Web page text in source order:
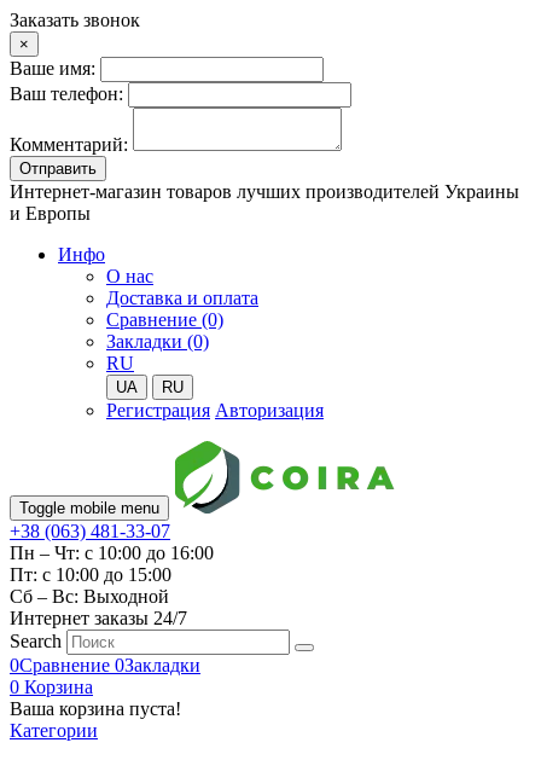
Заказать звонок
×
Ваше имя:
Ваш телефон:
Комментарий:
Отправить
Интернет-магазин товаров лучших производителей Украины
и Европы
Инфо
О нас
Доставка и оплата
Сравнение (0)
Закладки (0)
RU
UA RU
Регистрация Авторизация
Toggle mobile menu
+38 (063) 481-33-07
Пн – Чт: с 10:00 до 16:00
Пт: с 10:00 до 15:00
Сб – Вс: Выходной
Интернет заказы 24/7
Search
0Сравнение 0Закладки
0 Корзина
Ваша корзина пуста!
Категории